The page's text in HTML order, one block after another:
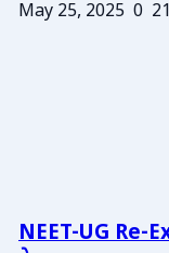
May 25, 2025 0
NEET-UG Re-